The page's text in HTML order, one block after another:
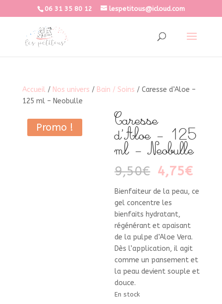
06 31 35 80 12 lespetitous@icloud.com
Accueil / Nos univers / Bain / Soins / Caresse d’Aloe –
125 ml – Neobulle
Promo ! Caresse
d’Aloe – 125
ml – Neobulle
9,50€ Le
prix
initial
était :
9,50€.
4,75€Le
Bienfaiteur de la peau, ce
gel concentre les
bienfaits hydratant,
régénérant et apaisant
de la pulpe d’Aloe Vera.
Dès l’application, il agit
comme un pansement et
la peau devient souple et
douce.
En stock